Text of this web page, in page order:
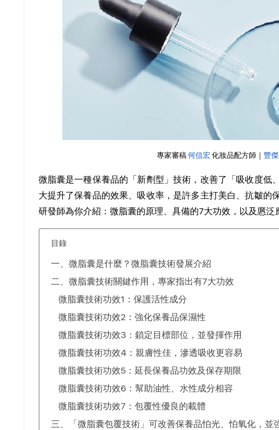
專家審稿 何信宏 化妝品配方師｜ 豐
微脂囊是一種保養品的「新劑型」技術，改善了「吸收度低
大提升了保養品的效果、吸收率，是許多主打美白、抗皺的
研發師為你介紹：微脂囊的原理、具備的7大功效，以及懬泛
目錄
一、微脂囊是什麼？微脂囊技術發展介紹
二、微脂囊技術關鍵作用，專家指出有7大功效
微脂囊技術功效1：保護活性成分
微脂囊技術功效2：強化保養品保濕性
微脂囊技術功效3：鎖定目標部位，並發揮作用
微脂囊技術功效4：親膚性佳，滲透吸收更容易
微脂囊技術功效5：延長保養品功效及保存期限
微脂囊技術功效6：幫助油性、水性成分相容
微脂囊技術功效7：包覆性優良的載體
三、「微脂囊包覆技術」可改善保養品怕光、怕氧化，並